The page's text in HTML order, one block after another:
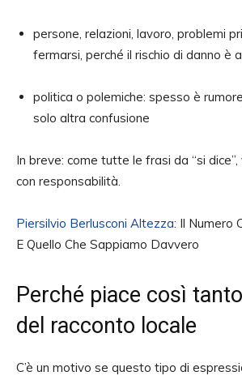
persone, relazioni, lavoro, problemi
fermarsi, perché il rischio di danno è
politica o polemiche: spesso è
solo altra confusione
In breve: come tutte le frasi da “si
con responsabilità.
Piersilvio Berlusconi Altezza: Il Numero
E Quello Che Sappiamo Davvero
Perché piace così
del racconto locale
C’è un motivo se questo tipo di